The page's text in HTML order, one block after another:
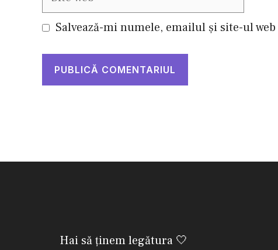
web
Salvează-mi numele, emailul și site-ul
Hai să ținem legătura 🤍